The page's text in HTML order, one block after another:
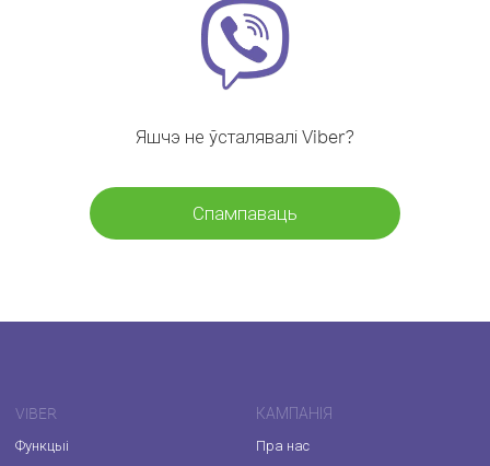
Яшчэ не ўсталявалі Viber?
Спампаваць
VIBER
Функцыі
КАМПАНІЯ
Пра нас